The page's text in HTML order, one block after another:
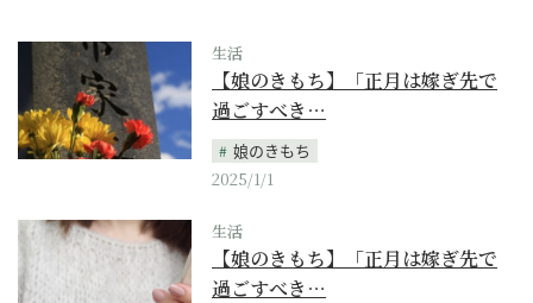
生活
【娘のきもち】「正月は嫁ぎ先で
過ごすべき…
娘のきもち
2025/1/1
生活
【娘のきもち】「正月は嫁ぎ先で
過ごすべき…